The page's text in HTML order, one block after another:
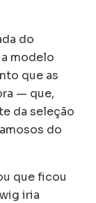
do
modelo
que as
— que,
da seleção
do
que ficou
iria